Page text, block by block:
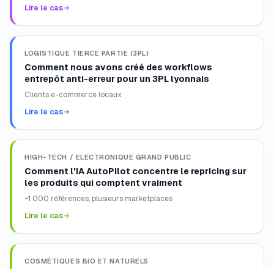
Lire le cas
LOGISTIQUE TIERCE PARTIE (3PL)
Comment nous avons créé des workflows
entrepôt anti-erreur pour un 3PL lyonnais
Clients e-commerce locaux
Lire le cas
HIGH-TECH / ELECTRONIQUE GRAND PUBLIC
Comment l'IA AutoPilot concentre le repricing sur
les produits qui comptent vraiment
~1 000 références, plusieurs marketplaces
Lire le cas
COSMÉTIQUES BIO ET NATURELS